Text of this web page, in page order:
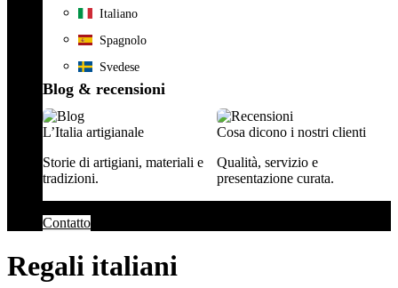
Italiano
Spagnolo
Svedese
Blog & recensioni
L’Italia artigianale
Storie di artigiani, materiali e
tradizioni.
Cosa dicono i nostri clienti
Qualità, servizio e
presentazione curata.
Contatto
Regali italiani